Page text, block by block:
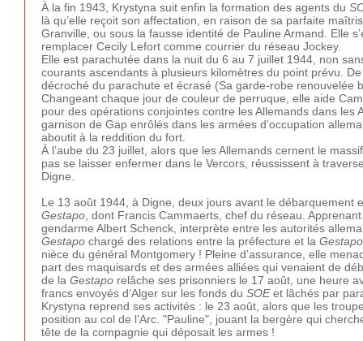
À la fin 1943, Krystyna suit enfin la formation des agents du
là qu’elle reçoit son affectation, en raison de sa parfaite
Granville, ou sous la fausse identité de Pauline Armand. Elle
remplacer Cecily Lefort comme courrier du réseau Jockey.
Elle est parachutée dans la nuit du 6 au 7 juillet 1944, non
courants ascendants à plusieurs kilomètres du point prévu.
décroché du parachute et écrasé (Sa garde-robe renouvelée
Changeant chaque jour de couleur de perruque, elle aide
pour des opérations conjointes contre les Allemands dans
garnison de Gap enrôlés dans les armées d’occupation
aboutit à la reddition du fort.
À l’aube du 23 juillet, alors que les Allemands cernent le
pas se laisser enfermer dans le Vercors, réussissent à
Digne.
Le 13 août 1944, à Digne, deux jours avant le
Gestapo , dont Francis Cammaerts, chef du réseau.
gendarme Albert Schenck, interprète entre les autorités
Gestapo chargé des relations entre la préfecture et la Gestapo
nièce du général Montgomery ! Pleine d’assurance, elle
part des maquisards et des armées alliées qui venaient de
de la Gestapo relâche ses prisonniers le 17 août, une heure
francs envoyés d’Alger sur les fonds du SOEet lâchés par
Krystyna reprend ses activités : le 23 août, alors que les
position au col de l’Arc. "Pauline", jouant la bergère qui
tête de la compagnie qui déposait les armes !